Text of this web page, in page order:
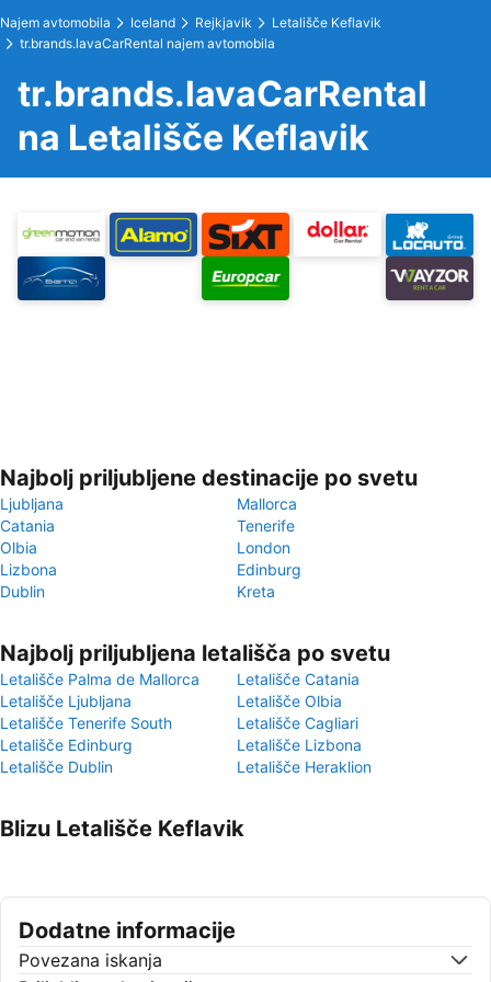
Najem avtomobila Iceland Rejkjavik
Letališče Keflavik
tr.brands.lavaCarRental najem avtomobila
tr.brands.lavaCarRental
na Letališče Keflavik
Najbolj priljubljene destinacije po svetu
Ljubljana
Mallorca
Catania
Tenerife
Olbia
London
Lizbona
Edinburg
Dublin
Kreta
Najbolj priljubljena letališča po svetu
Letališče Palma de Mallorca
Letališče Catania
Letališče Ljubljana
Letališče Olbia
Letališče Tenerife South
Letališče Cagliari
Letališče Edinburg
Letališče Lizbona
Letališče Dublin
Letališče Heraklion
Blizu Letališče Keflavik
Dodatne informacije
Povezana iskanja